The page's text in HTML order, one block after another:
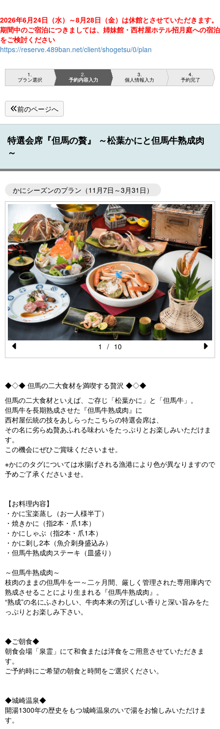
2026年6月24日（水）～8月28日（金）は休館とさせていただきます。
期間中のご宿泊につきましては、 姉妹館・西村屋ホテル招月庭への宿泊
をご検討ください
https://reserve.489ban.net/client/shogetsu/0/plan
1
プラン選択
2
予約内容入力
3
個人情報入力
4
予約完了
前のページへ
特選会席『但馬の贅』 ～松葉かにと但馬牛熟成肉
～
かにシーズンのプラン（11月7日～3月31日）
Pr
vi
o
u
s
N
1 / 10
◆◇◆ 但馬の二大食材を満喫する贅沢 ◆◇◆
但馬の二大食材といえば、ご存じ「松葉かに」と「但馬牛」。
但馬牛を長期熟成させた『但馬牛熟成肉』に
西村屋伝統の技をあしらったこちらの特選会席は、
その名に劣らぬ贅あふれる味わいをたっぷりとお楽しみいただけま
す。
この機会にぜひご賞味くださいませ。
※かにのタグについては水揚げされる漁港により色が異なりますので
予めご了承くださいませ。
【お料理内容】
・かに宝楽蒸し（お一人様半丁）
・焼きかに（指2本・爪1本）
・かにしゃぶ（指2本・爪1本）
・かに刺し2本（魚介刺身盛込み）
・但馬牛熟成肉ステーキ（皿盛り）
～但馬牛熟成肉～
枝肉のままの但馬牛を一～二ヶ月間、厳しく管理された専用庫内で
熟成させることにより生まれる『但馬牛熟成肉』。
“熟成”の名にふさわしい、牛肉本来の芳ばしい香りと深い旨みをた
っぷりとお楽しみ下さい。
◆ご朝食◆
朝食会場「泉霊」にて和食または洋食をご用意させていただきま
す。
ご予約時にご希望の朝食と時間をご選択ください。
◆城崎温泉◆
開湯1300年の歴史をもつ城崎温泉のいで湯をお愉しみいただけま
す。